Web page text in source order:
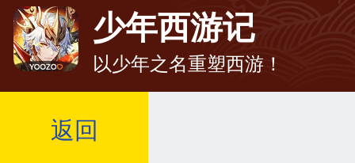
少年西游记
以少年之名重塑西游！
返回